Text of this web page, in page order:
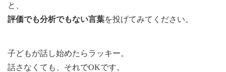
と、
評価でも分析でもない言葉を投げてみてください。
子どもが話し始めたらラッキー。
話さなくても、それでOKです。